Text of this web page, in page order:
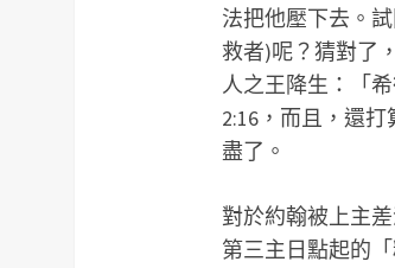
法把他壓下去。
救者)呢？猜對了
人之王降生：「
2:16，而且，還
盡了。
對於約翰被上主
第三主日點起的